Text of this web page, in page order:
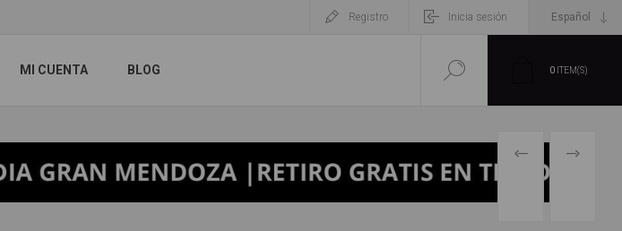
Registro Inicia sesión
MI CUENTA BLOG 0 ITEM(S)
PRODUCTO